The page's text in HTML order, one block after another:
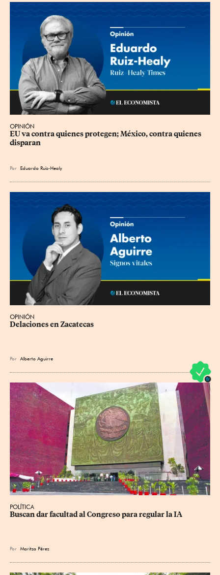
OPINIÓN
EU va contra quienes protegen; México, contra quienes
disparan
Por Eduardo Ruiz-Healy
OPINIÓN
Delaciones en Zacatecas
Por Alberto Aguirre
POLÍTICA
Buscan dar facultad al Congreso para regular la IA
Por Maritza Pérez